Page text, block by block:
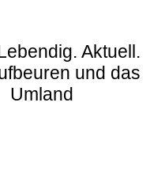
Aktuell.
und das
Umland